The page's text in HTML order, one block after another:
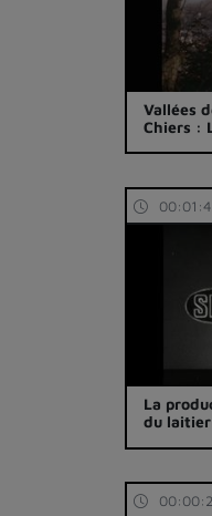
Vallées
Chiers :
La
du laitier